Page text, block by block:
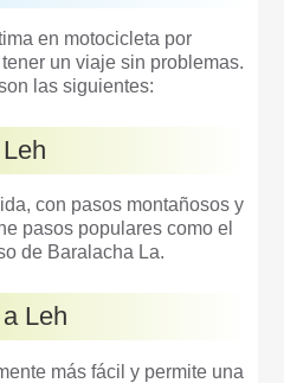
en motocicleta por
un viaje sin problemas.
las siguientes:
con pasos montañosos y
pasos populares como el
de Baralacha La.
Leh
más fácil y permite una